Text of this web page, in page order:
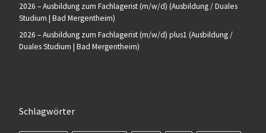
2026 – Ausbildung zum Fachlagerist (m/w/d) (Ausbildung / Duales
Studium | Bad Mergentheim)
2026 – Ausbildung zum Fachlagerist (m/w/d) plus1 (Ausbildung /
Duales Studium | Bad Mergentheim)
Schlagwörter